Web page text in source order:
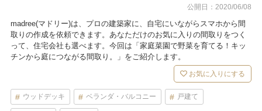
公開日：2020/06/08
madree(マドリー)は、プロの建築家に、自宅にいながらスマホから間
取りの作成を依頼できます。あなただけのお気に入りの間取りをつく
って、住宅会社も選べます。今回は「家庭菜園で野菜を育てる！キッ
チンから庭につながる間取り。」をご紹介します。
お気に入りにする
ウッドデッキ ベランダ・バルコニー 戸建て